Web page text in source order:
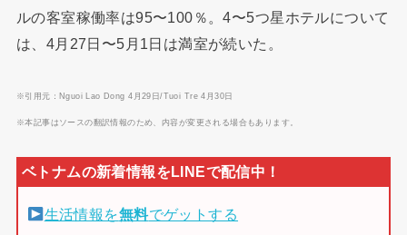
ルの客室稼働率は95〜100％。4〜5つ星ホテルについて
は、4月27日〜5月1日は満室が続いた。
※引用元：Nguoi Lao Dong 4月29日/Tuoi Tre 4月30日
※本記事はソースの翻訳情報のため、内容が変更される場合もあります。
生活情報を無料でゲットする